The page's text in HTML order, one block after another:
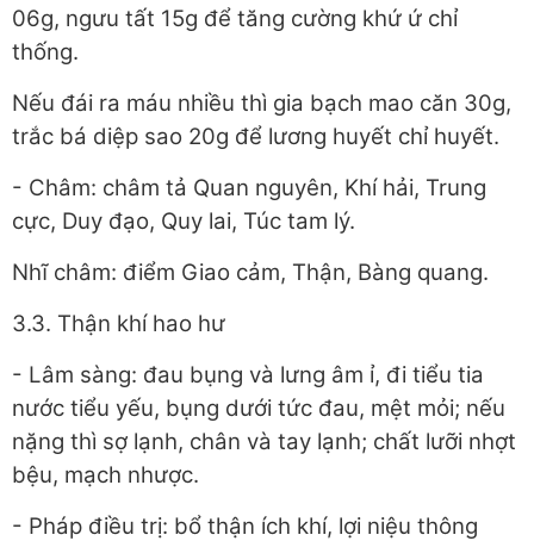
06g, ngưu tất 15g để tăng cường khứ ứ chỉ
thống.
Nếu đái ra máu nhiều thì gia bạch mao căn 30g,
trắc bá diệp sao 20g để lương huyết chỉ huyết.
- Châm: châm tả Quan nguyên, Khí hải, Trung
cực, Duy đạo, Quy lai, Túc tam lý.
Nhĩ châm: điểm Giao cảm, Thận, Bàng quang.
3.3. Thận khí hao hư
- Lâm sàng: đau bụng và lưng âm ỉ, đi tiểu tia
nước tiểu yếu, bụng dưới tức đau, mệt mỏi; nếu
nặng thì sợ lạnh, chân và tay lạnh; chất lưỡi nhợt
bệu, mạch nhược.
- Pháp điều trị: bổ thận ích khí, lợi niệu thông